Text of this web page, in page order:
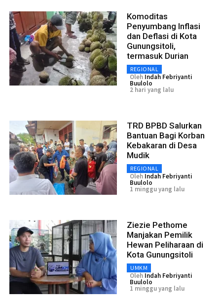
Komoditas
Penyumbang Inflasi
dan Deflasi di Kota
Gunungsitoli,
termasuk Durian
REGIONAL
Oleh Indah Febriyanti
Buulolo
2 hari yang lalu
TRD BPBD Salurkan
Bantuan Bagi Korban
Kebakaran di Desa
Mudik
REGIONAL
Oleh Indah Febriyanti
Buulolo
1 minggu yang lalu
Ziezie Pethome
Manjakan Pemilik
Hewan Peliharaan di
Kota Gunungsitoli
UMKM
Oleh Indah Febriyanti
Buulolo
1 minggu yang lalu